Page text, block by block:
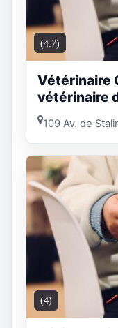
(4.7)
Vétérinaire
vétérinaire
109 Av. de
(4)